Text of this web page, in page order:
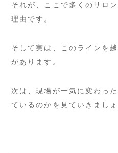
それが、ここで多くのサロ
理由です。
そして実は、このラインを
があります。
次は、現場が一気に変わっ
ているのかを見ていきましょ